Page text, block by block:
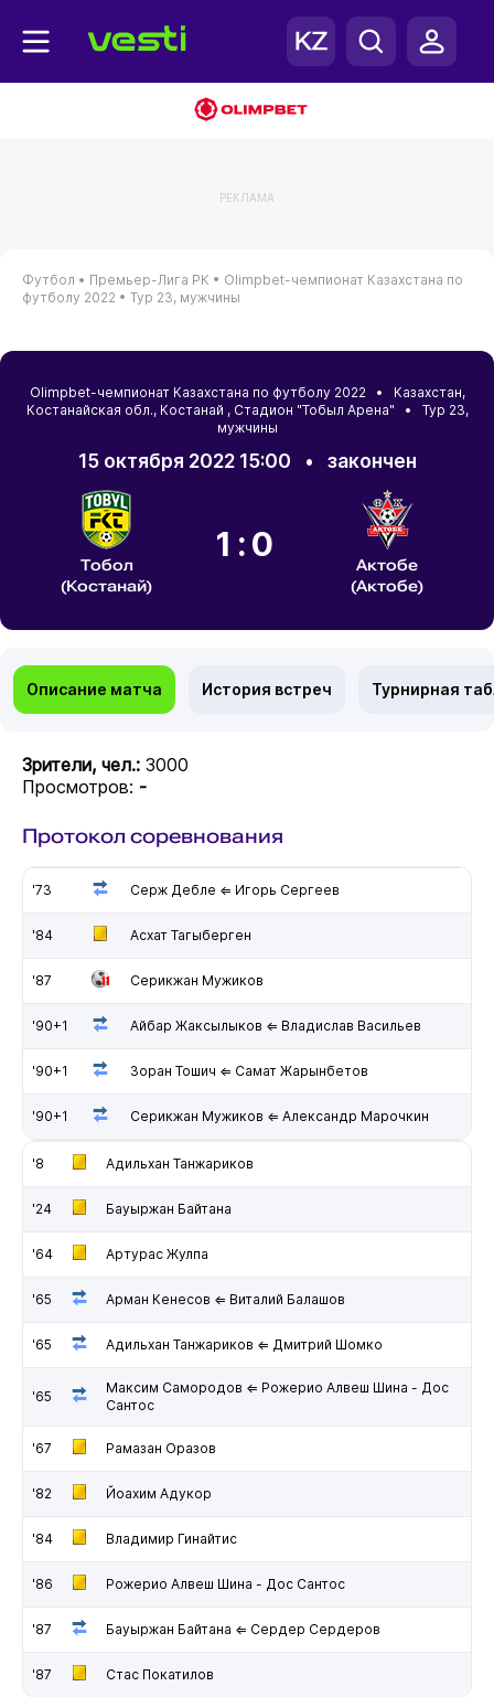
РЕКЛАМА
Футбол • Премьер-Лига РК • Olimpbet-чемпионат Казахстана по
футболу 2022 • Тур 23, мужчины
Olimpbet-чемпионат Казахстана по футболу 2022 • Казахстан,
Костанайская обл., Костанай , Стадион "Тобыл Арена" • Тур 23,
мужчины
15 октября 2022 15:00 • закончен
Тобол
(Костанай)
1:0
Актобе
(Актобе)
Описание матча История встреч Турнирная
Зрители, чел.: 3000
Просмотров: -
Протокол соревнования
'73 Серж Дебле ⇐ Игорь Сергеев
'84 Асхат Тагыберген
'87 Серикжан Мужиков
'90+1 Айбар Жаксылыков ⇐ Владислав Васильев
'90+1 Зоран Тошич ⇐ Самат Жарынбетов
'90+1 Серикжан Мужиков ⇐ Александр Марочкин
'8 Адильхан Танжариков
'24 Бауыржан Байтана
'64 Артурас Жулпа
'65 Арман Кенесов ⇐ Виталий Балашов
'65 Адильхан Танжариков ⇐ Дмитрий Шомко
'65
Максим Самородов ⇐ Рожерио Алвеш Шина - Дос
Сантос
'67 Рамазан Оразов
'82 Йоахим Адукор
'84 Владимир Гинайтис
'86 Рожерио Алвеш Шина - Дос Сантос
'87 Бауыржан Байтана ⇐ Сердер Сердеров
'87 Стас Покатилов